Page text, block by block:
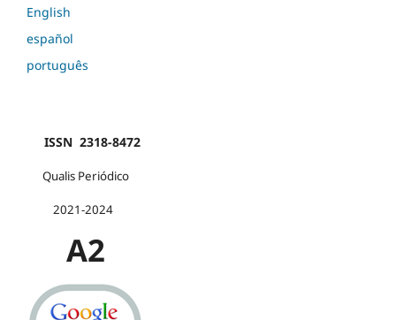
English
español
português
ISSN 2318-8472
Qualis Periódico
2021-2024
A2